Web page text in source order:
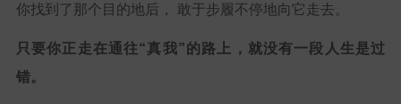
你找到了那个目的地后， 敢于步履不停地向它走去。
只要你正走在通往“真我”的路上，就没有一段人生是过
错。